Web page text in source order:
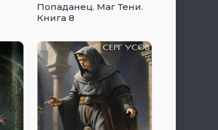
Попаданец. Маг Тени.
Книга 8